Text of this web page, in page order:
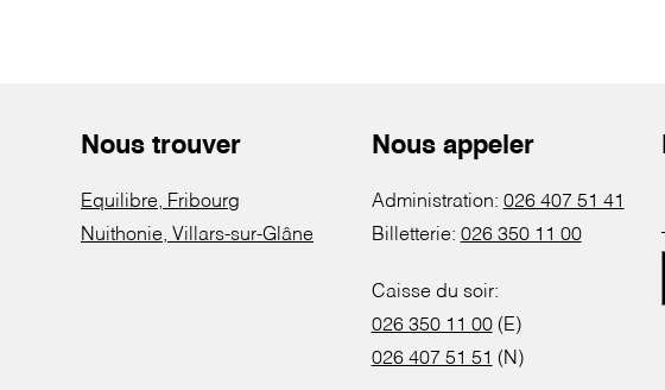
Nous trouver
Equilibre, Fribourg
Nuithonie, Villars-sur-Glâne
Nous appeler
Administration: 026 407 51 41
Billetterie: 026 350 11 00
Caisse du soir:
026 350 11 00(E)
026 407 51 51 (N)